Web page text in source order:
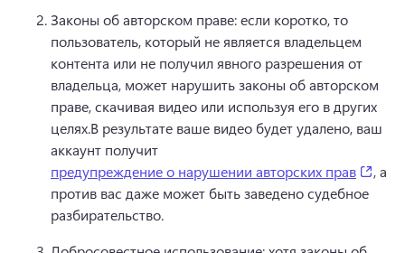
Законы об авторском праве: если коротко, то
пользователь, который не является владельцем
контента или не получил явного разрешения от
владельца, может нарушить законы об авторском
праве, скачивая видео или используя его в других
целях.В результате ваше видео будет удалено, ваш
аккаунт получит
предупреждение о нарушении авторских прав
, а
против вас даже может быть заведено судебное
разбирательство.